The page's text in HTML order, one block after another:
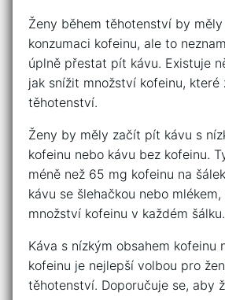
Ženy během těhotenství by
konzumaci kofeinu, ale to
úplně přestat pít kávu. Existuje
jak snížit množství kofeinu, které
těhotenství.
Ženy by měly začít pít kávu s
kofeinu nebo kávu bez kofeinu.
méně než 65 mg kofeinu na
kávu se šlehačkou nebo
množství kofeinu v každém šálku.
Káva s nízkým obsahem kofeinu
kofeinu je nejlepší volbou pro
těhotenství. Doporučuje se, aby ž